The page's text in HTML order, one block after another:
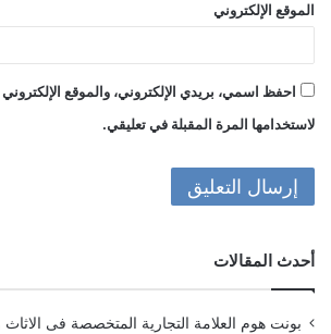
الموقع الإلكتروني
احفظ اسمي، بريدي الإلكتروني، والموقع
لاستخدامها المرة المقبلة في تعليقي.
أحدث المقالات
بونت هوم العلامة التجارية المتخصصة فى